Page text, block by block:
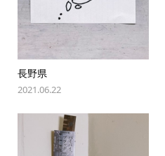
長野県
2021.06.22